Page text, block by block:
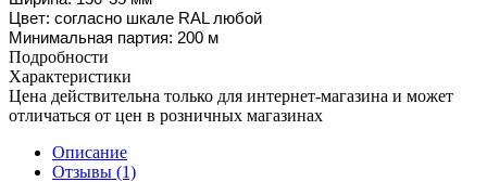
Цвет: согласно шкале RAL любой
Минимальная партия: 200 м
Подробности
Характеристики
Цена действительна только для интернет-магазина и может
отличаться от цен в розничных магазинах
Описание
Отзывы (1)